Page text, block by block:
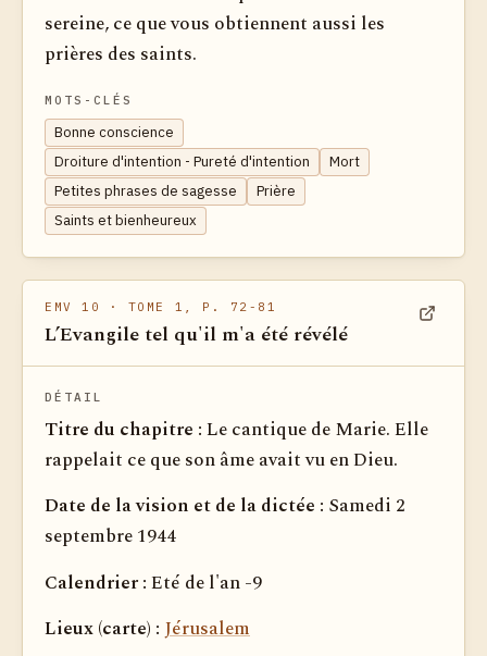
sereine, ce que vous obtiennent aussi les
prières des saints.
MOTS-CLÉS
Bonne conscience
Droiture d'intention - Pureté d'intention
Mort
Petites phrases de sagesse
Prière
Saints et bienheureux
EMV 10 · TOME 1, P. 72-81
L’Evangile tel qu'il m'a été révélé
DÉTAIL
Titre du chapitre :Le cantique de Marie. Elle
rappelait ce que son âme avait vu en Dieu.
Date de la vision et de la dictée : Samedi 2
septembre 1944
Calendrier :Eté de l'an -9
Lieux (carte) : Jérusalem